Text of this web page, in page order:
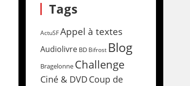
Tags
ActuSF Appel à textes
Audiolivre BD Bifrost Blog
Bragelonne Challenge
Ciné & DVD Coup de